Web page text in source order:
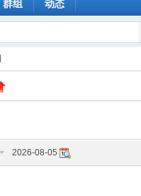
群组 动态
2026-08-05